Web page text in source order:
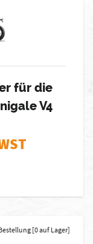
für die
V4
[0 auf Lager]